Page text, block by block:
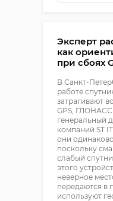
Эксперт
как
при сбоях
В Санкт-
работе
затрагивают
GPS, ГЛОНАСС
генеральный
компаний ST
они
поскольку
слабый
этого
неверное
передаются в
используют